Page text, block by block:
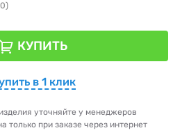
КУПИТЬ
в 1 клик
уточняйте у менеджеров
только при заказе через интернет